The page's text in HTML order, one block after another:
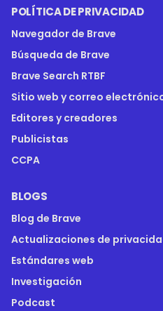
POLÍTICA DE PRIVACIDAD
Navegador de Brave
Búsqueda de Brave
Brave Search RTBF
Sitio web y correo
Editores y creadores
Publicistas
CCPA
BLOGS
Blog de Brave
Actualizaciones de
Estándares web
Investigación
Podcast